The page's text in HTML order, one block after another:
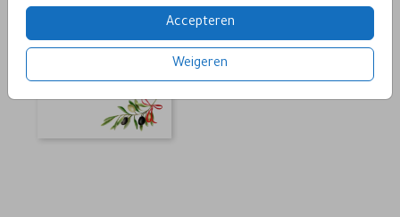
Accepteren
Weigeren